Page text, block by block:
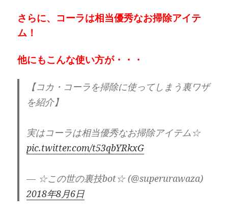
さらに、コーラは相当優秀なお掃除アイテ
ム！
他にもこんな使い方が・・・
【コカ・コーラを掃除に使ってしまう裏ワザ
を紹介】
実はコーラは相当優秀なお掃除アイテム☆
pic.twitter.com/t53qbYRkxG
— ☆この世の裏技bot☆ (@superurawaza)
2018年8月6日